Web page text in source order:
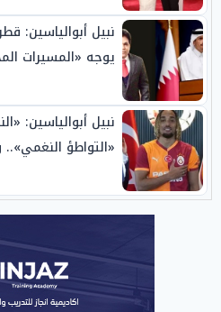
نبيل أبوالياسين:
يوجه «المسيرات
نبيل أبوالياسين:
«التواطؤ